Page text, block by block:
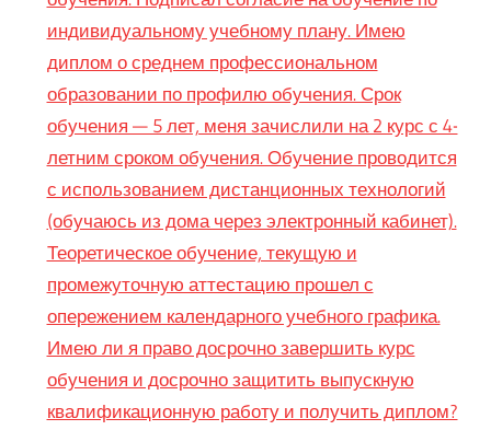
индивидуальному учебному плану. Имею
диплом о среднем профессиональном
образовании по профилю обучения. Срок
обучения — 5 лет, меня зачислили на 2 курс с 4-
летним сроком обучения. Обучение проводится
с использованием дистанционных технологий
(обучаюсь из дома через электронный кабинет).
Теоретическое обучение, текущую и
промежуточную аттестацию прошел с
опережением календарного учебного графика.
Имею ли я право досрочно завершить курс
обучения и досрочно защитить выпускную
квалификационную работу и получить диплом?